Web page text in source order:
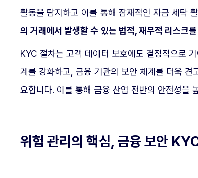
활동을 탐지하고 이를 통해 잠재적인 자금 세탁
의 거래에서 발생할 수 있는 법적, 재무적 리스크
KYC 절차는 고객 데이터 보호에도 결정적으로
계를 강화하고, 금융 기관의 보안 체계를 더욱
요합니다. 이를 통해 금융 산업 전반의 안전성을
위험 관리의 핵심, 금융 보안